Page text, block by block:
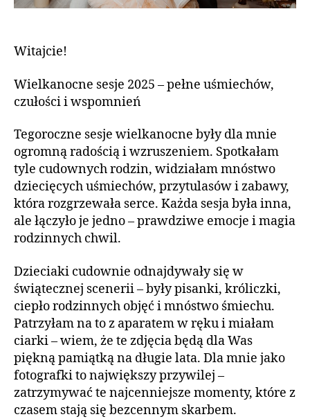
Witajcie!
Wielkanocne sesje 2025 – pełne uśmiechów,
czułości i wspomnień
Tegoroczne sesje wielkanocne były dla mnie
ogromną radością i wzruszeniem. Spotkałam
tyle cudownych rodzin, widziałam mnóstwo
dziecięcych uśmiechów, przytulasów i zabawy,
która rozgrzewała serce. Każda sesja była inna,
ale łączyło je jedno – prawdziwe emocje i magia
rodzinnych chwil.
Dzieciaki cudownie odnajdywały się w
świątecznej scenerii – były pisanki, króliczki,
ciepło rodzinnych objęć i mnóstwo śmiechu.
Patrzyłam na to z aparatem w ręku i miałam
ciarki – wiem, że te zdjęcia będą dla Was
piękną pamiątką na długie lata. Dla mnie jako
fotografki to największy przywilej –
zatrzymywać te najcenniejsze momenty, które z
czasem stają się bezcennym skarbem.